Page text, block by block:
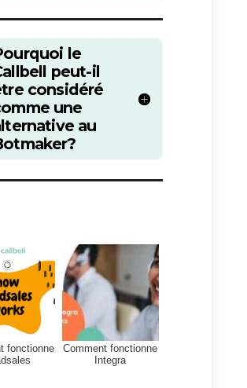
à Botmaker?
peut être considéré
l’une des meilleures
à Botmaker. Cette
offre des
des intégrations avec
apps populaires comme
Telegram, Instagram
Messenger, des
et des statistiques